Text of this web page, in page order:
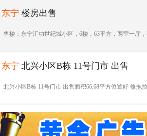
东宁 楼房出售
售楼：东宁汇功世纪城小区，6楼，63平方，两室一厅
东宁 北兴小区B栋 11号门市 出售
北兴小区B栋 11号门市 出售面积66.68平方位置好 修拖